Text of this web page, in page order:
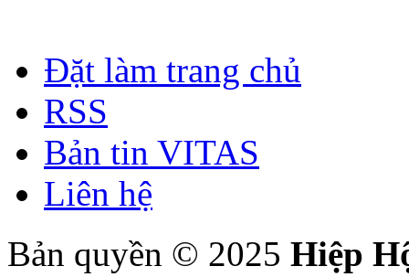
Đặt làm trang chủ
RSS
Bản tin VITAS
Liên hệ
Bản quyền © 2025 Hiệp